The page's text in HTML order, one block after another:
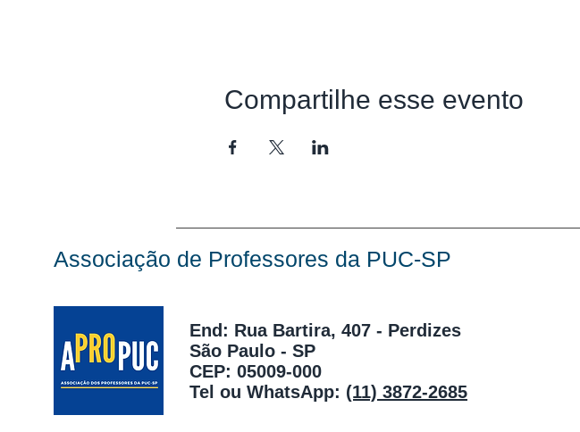
Compartilhe esse evento
Associação de Professores da PUC-SP
End: Rua Bartira, 407 - Perdizes
São Paulo - SP
CEP: 05009-000
Tel ou WhatsApp: (11) 3872-2685